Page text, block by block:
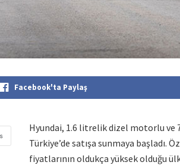
Facebook'ta Paylaş
Hyundai, 1.6 litrelik dizel motorlu ve
Türkiye’de satışa sunmaya başladı.
fiyatlarının oldukça yüksek olduğu